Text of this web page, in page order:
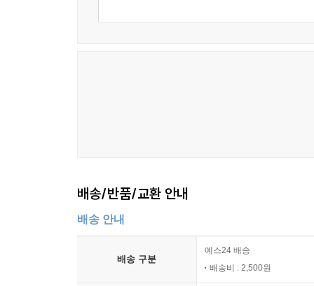
배송/반품/교환 안내
배송 안내
배송 구분
예스24 배송
배송비 : 2,500원